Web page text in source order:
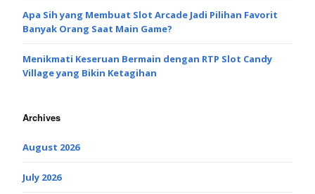
Apa Sih yang Membuat Slot Arcade Jadi Pilihan Favorit
Banyak Orang Saat Main Game?
Menikmati Keseruan Bermain dengan RTP Slot Candy
Village yang Bikin Ketagihan
Archives
August 2026
July 2026